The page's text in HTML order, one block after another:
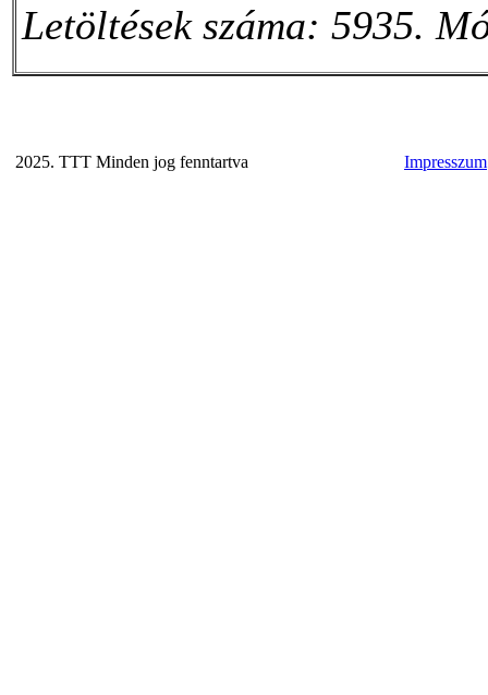
Letöltések száma: 5935.
2025. TTT Minden jog fenntartva Impresszum